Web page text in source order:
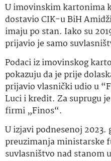
U imovinskim kartonima
dostavio CIK-u BiH
imaju po stan. Iako su
prijavio je samo
Podaci iz imovinskog
pokazuju da je prije
prijavio vlasnički udio u
Luci i kredit. Za suprugu
firmi „Finos“.
U izjavi podnesenoj
preuzimanja ministarske
suvlasništvo nad stanom